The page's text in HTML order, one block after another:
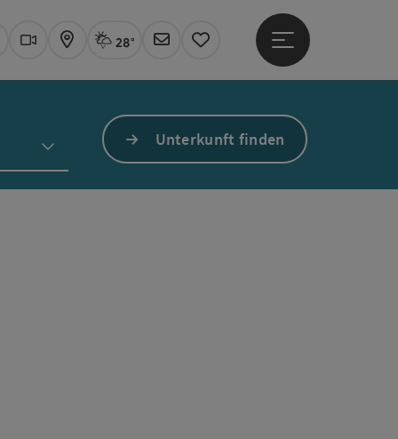
Webcams
KarteAktuelles Wetter Linz, Regenschauer
28°
Newsletter
Merkzettel
Hauptmenü öffnen
Unterkunft finden